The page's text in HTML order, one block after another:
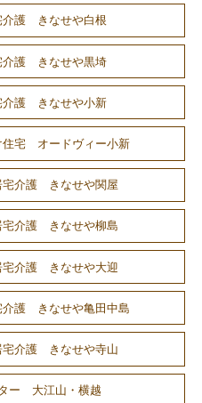
介護 きなせや白根
介護 きなせや黒埼
介護 きなせや小新
住宅 オードヴィー小新
宅介護 きなせや関屋
宅介護 きなせや柳島
宅介護 きなせや大迎
介護 きなせや亀田中島
宅介護 きなせや寺山
ー 大江山・横越